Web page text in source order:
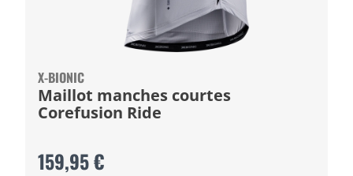
X-BIONIC
Maillot manches courtes
Corefusion Ride
159,95 €